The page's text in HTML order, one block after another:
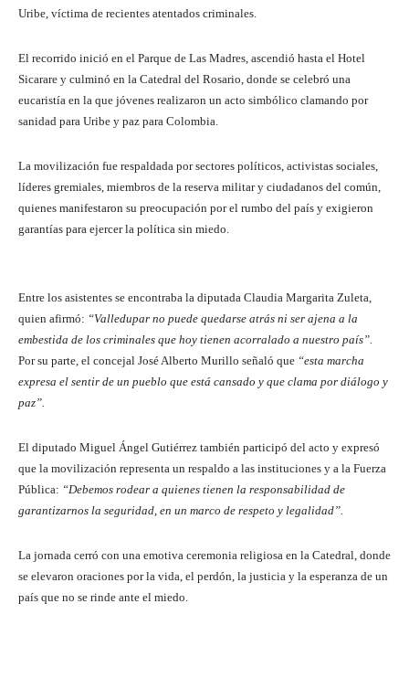
Uribe, víctima de recientes atentados criminales.
El recorrido inició en el Parque de Las Madres, ascendió hasta el Hotel
Sicarare y culminó en la Catedral del Rosario, donde se celebró una
eucaristía en la que jóvenes realizaron un acto simbólico clamando por
sanidad para Uribe y paz para Colombia.
La movilización fue respaldada por sectores políticos, activistas sociales,
líderes gremiales, miembros de la reserva militar y ciudadanos del común,
quienes manifestaron su preocupación por el rumbo del país y exigieron
garantías para ejercer la política sin miedo.
Entre los asistentes se encontraba la diputada Claudia Margarita Zuleta,
quien afirmó: “Valledupar no puede quedarse atrás ni ser ajena a la
embestida de los criminales que hoy tienen acorralado a nuestro país”.
Por su parte, el concejal José Alberto Murillo señaló que “esta marcha
expresa el sentir de un pueblo que está cansado y que clama por diálogo y
paz”.
El diputado Miguel Ángel Gutiérrez también participó del acto y expresó
que la movilización representa un respaldo a las instituciones y a la Fuerza
Pública: “Debemos rodear a quienes tienen la responsabilidad de
garantizarnos la seguridad, en un marco de respeto y legalidad”.
La jornada cerró con una emotiva ceremonia religiosa en la Catedral, donde
se elevaron oraciones por la vida, el perdón, la justicia y la esperanza de un
país que no se rinde ante el miedo.